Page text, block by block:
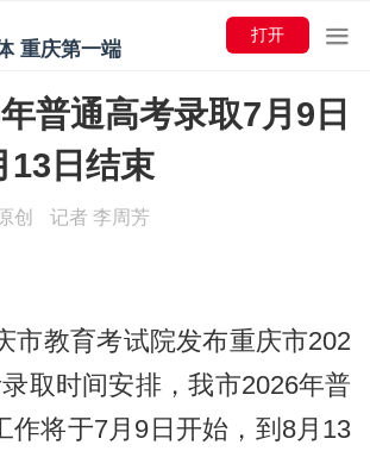
重庆第一端
打开
普通高考录取7月9日
13日结束
创 记者 李周芳
市教育考试院发布重庆市202
取时间安排，我市2026年普
作将于7月9日开始，到8月13